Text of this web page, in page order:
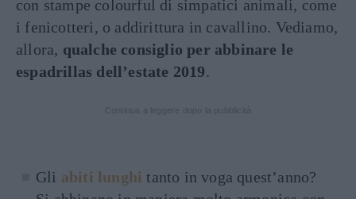
con stampe colourful di simpatici animali, come
i fenicotteri, o addirittura in cavallino. Vediamo,
allora, qualche consiglio per abbinare le
espadrillas dell’estate 2019.
Gli abiti lunghi tanto in voga quest’anno?